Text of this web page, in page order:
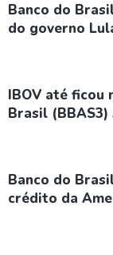
Banco do
do governo
IBOV até ficou
Brasil (BBAS3)
Banco do
crédito da Ame